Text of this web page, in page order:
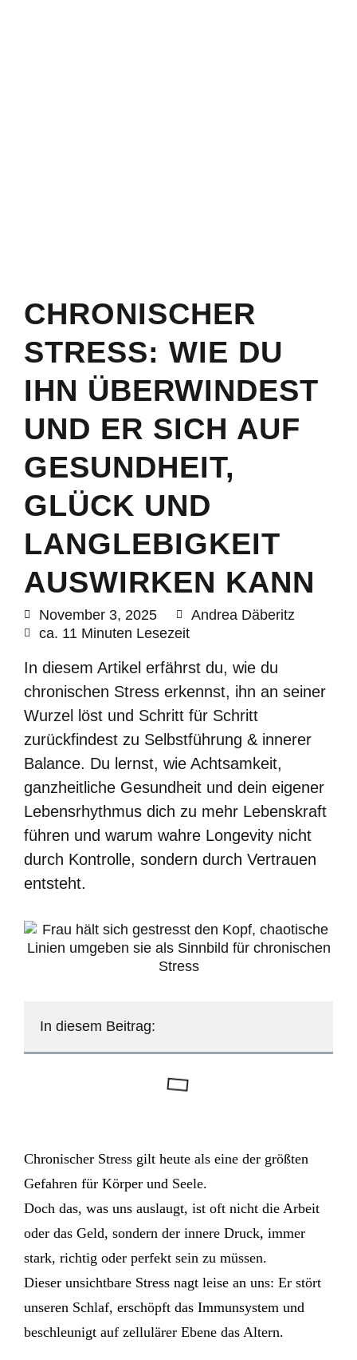
CHRONISCHER
STRESS: WIE DU
IHN ÜBERWINDEST
UND ER SICH AUF
GESUNDHEIT,
GLÜCK UND
LANGLEBIGKEIT
AUSWIRKEN KANN
November 3, 2025
Andrea Däberitz
ca. 11 Minuten Lesezeit
In diesem Artikel erfährst du, wie du
chronischen Stress erkennst, ihn an seiner
Wurzel löst und Schritt für Schritt
zurückfindest zu Selbstführung & innerer
Balance. Du lernst, wie Achtsamkeit,
ganzheitliche Gesundheit und dein eigener
Lebensrhythmus dich zu mehr Lebenskraft
führen und warum wahre Longevity nicht
durch Kontrolle, sondern durch Vertrauen
entsteht.
In diesem Beitrag:
Chronischer Stress gilt heute als eine der größten
Gefahren für Körper und Seele.
Doch das, was uns auslaugt, ist oft nicht die Arbeit
oder das Geld, sondern der innere Druck, immer
stark, richtig oder perfekt sein zu müssen.
Dieser unsichtbare Stress nagt leise an uns: Er stört
unseren Schlaf, erschöpft das Immunsystem und
beschleunigt auf zellulärer Ebene das Altern.